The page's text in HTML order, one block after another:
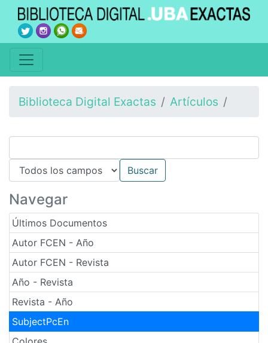
Biblioteca Digital Exactas Artículos
Navegar
Últimos Documentos
Autor FCEN - Año
Autor FCEN - Revista
Año - Revista
Revista - Año
SubjectPcEn